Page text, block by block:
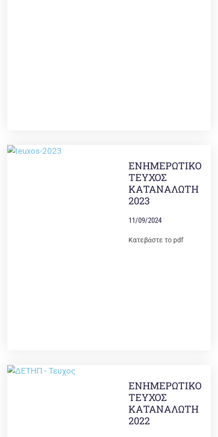
ΕΝΗΜΕΡΩΤΙΚΟ
ΤΕΥΧΟΣ
ΚΑΤΑΝΑΛΩΤΗ
2023
11/09/2024
Κατεβάστε το pdf
ΕΝΗΜΕΡΩΤΙΚΟ
ΤΕΥΧΟΣ
ΚΑΤΑΝΑΛΩΤΗ
2022